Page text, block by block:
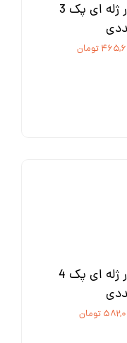
لور ژله ای پک 3
تومان
لور ژله ای پک 4
تومان